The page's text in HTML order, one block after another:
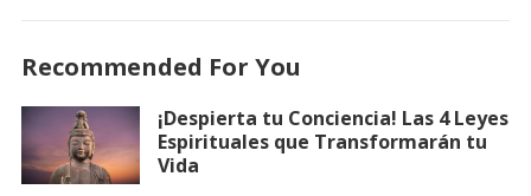
Recommended For You
¡Despierta tu Conciencia! Las 4 Leyes
Espirituales que Transformarán tu
Vida